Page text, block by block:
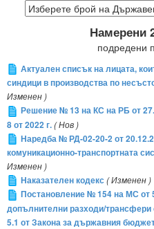
Намерени
подредени
Актуален списък на лицата,
синдици в производства по
Изменен )
Решение № 13 на КС на РБ от
8 от 2022 г.( Нов )
Наредба № РД-02-20-2 от
комуникационно-транспортната
Изменен )
Наказателен кодекс( Изменен )
Постановление № 154 на МС от
допълнителни разходи/трансфери
5.1 от Закона за държавния